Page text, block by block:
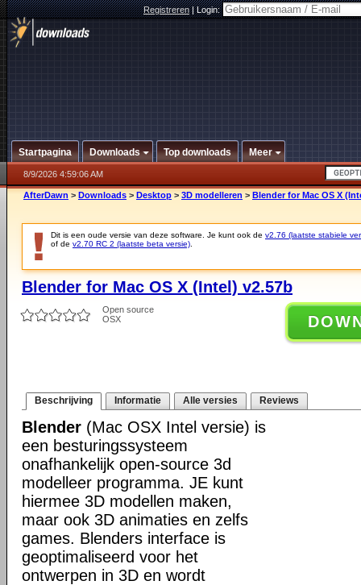
Registreren|Login:
Startpagina Downloads Top downloads Meer
8/9/2026 4:59:06 AM
AfterDawn > Downloads > Desktop > 3D modelleren > Blender for Mac OS X
Dit is een oude versie van deze software. Je kunt ook de v2.76 (laatste stabiele
of de v2.70 RC 2 (laatste beta versie)
Blender for Mac OS X (Intel) v2.57b
Open source
OSX
Beschrijving Informatie Alle versies Reviews
Blender (Mac OSX Intel versie) is
een besturingssysteem
onafhankelijk open-source 3d
modelleer programma. JE kunt
hiermee 3D modellen maken,
maar ook 3D animaties en zelfs
games. Blenders interface is
geoptimaliseerd voor het
ontwerpen in 3D en wordt